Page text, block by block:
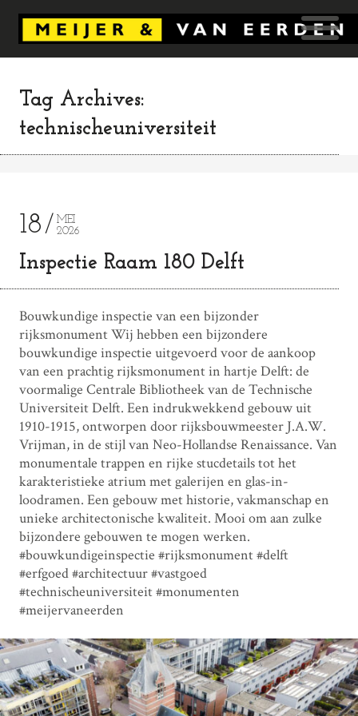
Tag Archives:
technischeuniversiteit
18
MEI
2026
Inspectie Raam 180 Delft
Bouwkundige inspectie van een bijzonder
rijksmonument Wij hebben een bijzondere
bouwkundige inspectie uitgevoerd voor de aankoop
van een prachtig rijksmonument in hartje Delft: de
voormalige Centrale Bibliotheek van de Technische
Universiteit Delft. Een indrukwekkend gebouw uit
1910-1915, ontworpen door rijksbouwmeester J.A.W.
Vrijman, in de stijl van Neo-Hollandse Renaissance. Van
monumentale trappen en rijke stucdetails tot het
karakteristieke atrium met galerijen en glas-in-
loodramen. Een gebouw met historie, vakmanschap en
unieke architectonische kwaliteit. Mooi om aan zulke
bijzondere gebouwen te mogen werken.
#bouwkundigeinspectie #rijksmonument #delft
#erfgoed #architectuur #vastgoed
#technischeuniversiteit #monumenten
#meijervaneerden